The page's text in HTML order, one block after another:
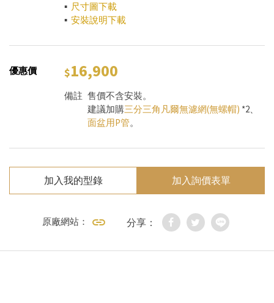
▪ 尺寸圖下載
▪ 安裝說明下載
優惠價 16,900
備註 售價不含安裝。
建議加購三分三角凡爾無濾網(無螺帽) *2、
面盆用P管。
加入我的型錄 加入詢價表單
原廠網站： 分享：